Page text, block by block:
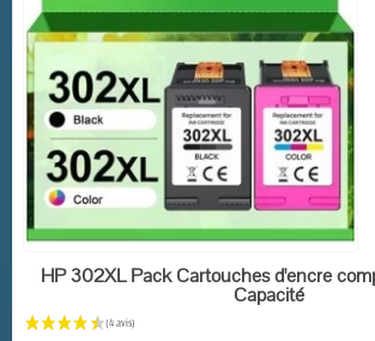
EN STOCK
HP 302XL Pack Cartouches d'encre
Capacité